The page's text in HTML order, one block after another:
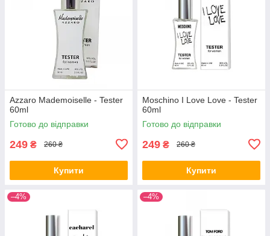
Azzaro Mademoiselle - Tester
60ml
Готово до відправки
249 ₴ 260 ₴
Купити
Moschino I Love Love - Tester
60ml
Готово до відправки
249 ₴ 260 ₴
Купити
–4% –4%